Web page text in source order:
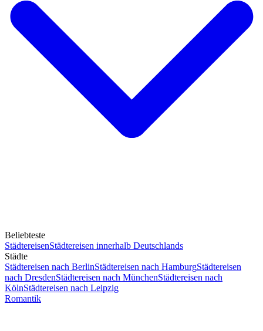
Beliebteste
StädtereisenStädtereisen innerhalb Deutschlands
Städte
Städtereisen nach BerlinStädtereisen nach HamburgStädtereisen
nach DresdenStädtereisen nach MünchenStädtereisen nach
KölnStädtereisen nach Leipzig
Romantik